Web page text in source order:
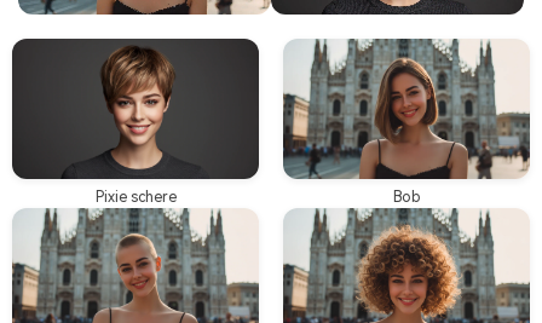
Pixie schere Bob